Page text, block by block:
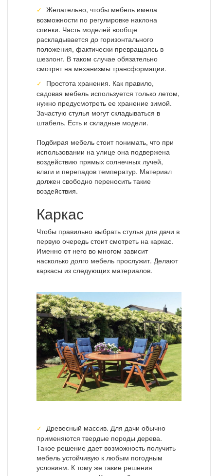
Желательно, чтобы мебель имела
возможности по регулировке наклона
спинки. Часть моделей вообще
раскладывается до горизонтального
положения, фактически превращаясь в
шезлонг. В таком случае обязательно
смотрят на механизмы трансформации.
Простота хранения. Как правило,
садовая мебель используется только летом,
нужно предусмотреть ее хранение зимой.
Зачастую стулья могут складываться в
штабель. Есть и складные модели.
Подбирая мебель стоит понимать, что при
использовании на улице она подвержена
воздействию прямых солнечных лучей,
влаги и перепадов температур. Материал
должен свободно переносить такие
воздействия.
Каркас
Чтобы правильно выбрать стулья для дачи в
первую очередь стоит смотреть на каркас.
Именно от него во многом зависит
насколько долго мебель прослужит. Делают
каркасы из следующих материалов.
Древесный массив. Для дачи обычно
применяются твердые породы дерева.
Такое решение дает возможность получить
мебель устойчивую к любым погодным
условиям. К тому же такие решения